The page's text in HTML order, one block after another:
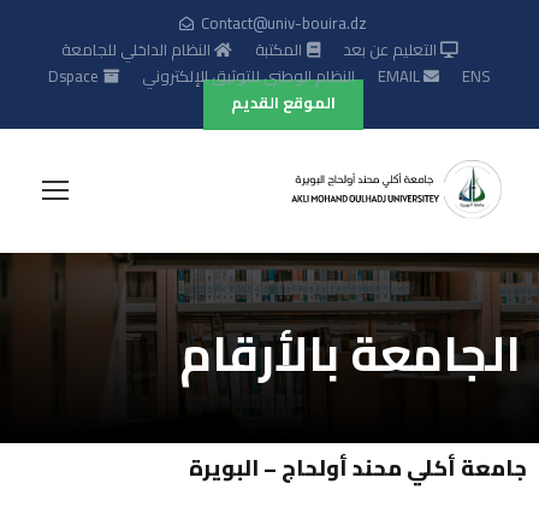
Contact@univ-bouira.dz
النظام الداخلي للجامعة
المكتبة
التعليم عن بعد
Dspace
النظام الوطني للتوثيق الإلكتروني EMAIL
ENS
الموقع القديم
الجامعة بالأرقام
جامعة أكلي محند أولحاج – البويرة